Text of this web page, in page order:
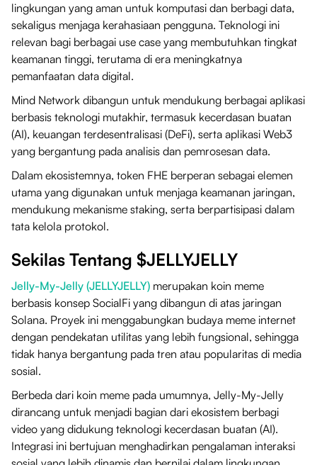
lingkungan yang aman untuk komputasi dan berbagi data,
sekaligus menjaga kerahasiaan pengguna. Teknologi ini
relevan bagi berbagai use case yang membutuhkan tingkat
keamanan tinggi, terutama di era meningkatnya
pemanfaatan data digital.
Mind Network dibangun untuk mendukung berbagai aplikasi
berbasis teknologi mutakhir, termasuk kecerdasan buatan
(AI), keuangan terdesentralisasi (DeFi), serta aplikasi Web3
yang bergantung pada analisis dan pemrosesan data.
Dalam ekosistemnya, token FHE berperan sebagai elemen
utama yang digunakan untuk menjaga keamanan jaringan,
mendukung mekanisme staking, serta berpartisipasi dalam
tata kelola protokol.
Sekilas Tentang $JELLYJELLY
Jelly-My-Jelly (JELLYJELLY) merupakan koin meme
berbasis konsep SocialFi yang dibangun di atas jaringan
Solana. Proyek ini menggabungkan budaya meme internet
dengan pendekatan utilitas yang lebih fungsional, sehingga
tidak hanya bergantung pada tren atau popularitas di media
sosial.
Berbeda dari koin meme pada umumnya, Jelly-My-Jelly
dirancang untuk menjadi bagian dari ekosistem berbagi
video yang didukung teknologi kecerdasan buatan (AI).
Integrasi ini bertujuan menghadirkan pengalaman interaksi